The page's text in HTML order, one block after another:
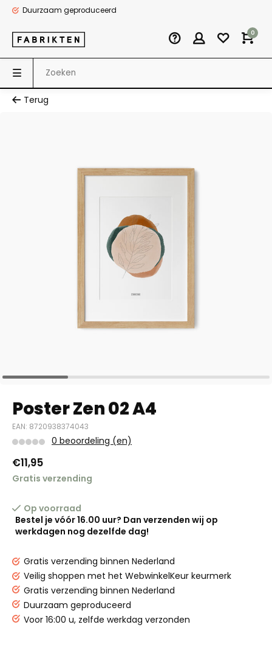
Duurzaam geproduceerd
0
Terug
Poster Zen 02 A4
EAN: 8720938374043
0 beoordeling (en)
€11,95
Gratis verzending
Op voorraad
Bestel je vóór 16.00 uur? Dan verzenden wij op
werkdagen nog dezelfde dag!
Gratis verzending binnen Nederland
Veilig shoppen met het WebwinkelKeur keurmerk
Gratis verzending binnen Nederland
Duurzaam geproduceerd
Voor 16:00 u, zelfde werkdag verzonden